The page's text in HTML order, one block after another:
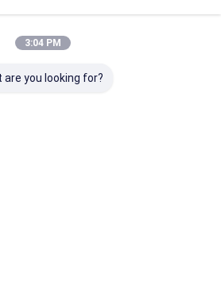
3:04 PM
are you looking for?